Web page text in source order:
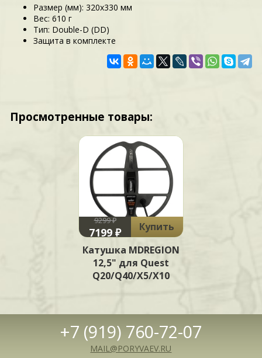
Размер (мм): 320x330 мм
Вес: 610 г
Тип: Double-D (DD)
Защита в комплекте
Просмотренные товары:
9299 ₽
7199 ₽
Купить
Катушка MDREGION
12,5" для Quest
Q20/Q40/X5/X10
+7 (919) 760-72-07
MAIL@PORYVAEV.RU